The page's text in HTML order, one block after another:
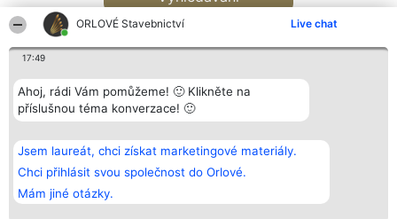
ORLOVÉ Stavebnictví Live chat
17:49
Ahoj, rádi Vám pomůžeme! 🙂 Klikněte na
příslušnou téma konverzace! 🙂
Jsem laureát, chci získat marketingové materiály.
Chci přihlásit svou společnost do Orlové.
Mám jiné otázky.
Bright Side Solutions sp. z o.
o. sp. k.
ul. Ruska 22
Wrocław 50-079
KRS 0000749100 | Regon
381313360 | NIP 8943132676
Vítězové
Seznam všech
laureátů
Zásady
Zásady
Kontakt